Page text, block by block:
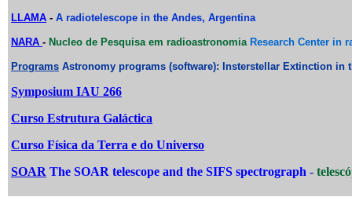
LLAMA - A radiotelescope in the Andes, Argentina
NARA - Nucleo de Pesquisa em radioastronomiaResearch Center in
Programs Astronomy programs (software): Insterstellar Extinction in
Symposium IAU 266
Curso Estrutura Galáctica
Curso Física da Terra e do Universo
SOAR The SOAR telescope and the SIFS spectrograph -